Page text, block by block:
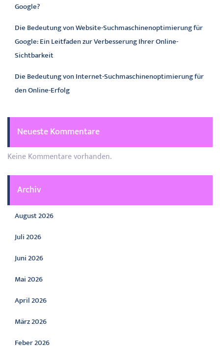
Google?
Die Bedeutung von Website-Suchmaschinenoptimierung für
Google: Ein Leitfaden zur Verbesserung Ihrer Online-
Sichtbarkeit
Die Bedeutung von Internet-Suchmaschinenoptimierung für
den Online-Erfolg
Neueste Kommentare
Keine Kommentare vorhanden.
Archiv
August 2026
Juli 2026
Juni 2026
Mai 2026
April 2026
März 2026
Feber 2026